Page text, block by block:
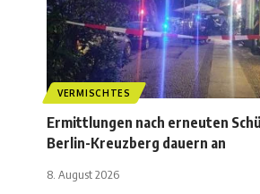
VERMISCHTES
Ermittlungen nach erneuten
Berlin-Kreuzberg dauern an
8. August 2026